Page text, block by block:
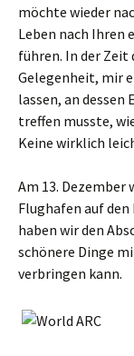
möchte wieder
Leben nach Ihren
führen. In der Zeit
Gelegenheit, mir
lassen, an dessen
treffen musste,
Keine wirklich
Am 13. Dezember
Flughafen auf
haben wir den
schönere Dinge
verbringen kann.